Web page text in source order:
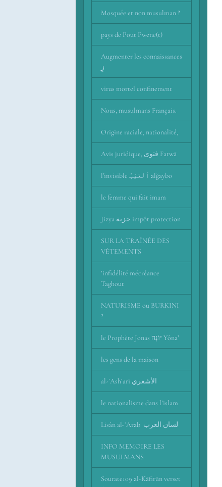
Mosquée et non musulman ?
pays de Pout Pwene(t)
Augmenter les connaissances
زِ
virus mortel confinement
Nous, musulmans Français.
Origine raciale, nationalité,
Avis juridique, فتوى Fatwā
l'invisible ٱلْغَيْبُ alğaybo
le femme qui fait imam
Jizya جزية impôt protection
SUR LA TRAÎNÉE DES
VÊTEMENTS
’infidélité mécréance
Taghout
NATURISME ou BURKINI
?
le Prophète Jonas יוֹנָה Yôna’
les gens de la maison
al-ʾAshʿarī اﻷشعري
le nationalisme dans l’islam
Lisân al-ʿArab لسان العرب
INFO MEMOIRE LES
MUSULMANS
Sourate109 al-Kāfirūn verset